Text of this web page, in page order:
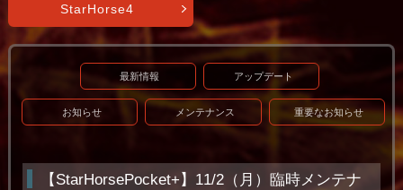
StarHorse4
最新情報 アップデート
お知らせ メンテナンス 重要なお知らせ
【StarHorsePocket+】11/2（月）臨時メンテナ